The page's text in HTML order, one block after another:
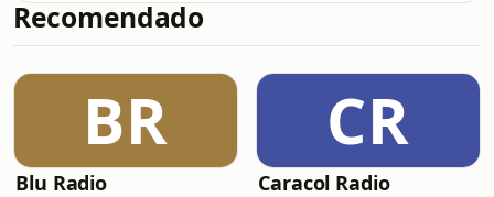
Recomendado
BR
Blu Radio
CR
Caracol Radio